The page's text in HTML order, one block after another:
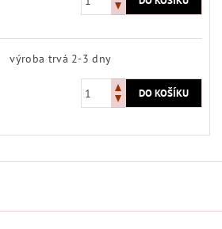
výroba trvá 2-3 dny